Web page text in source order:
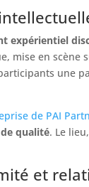
expérientiel
mise en scène
une
de PAI
qualité. Le
et